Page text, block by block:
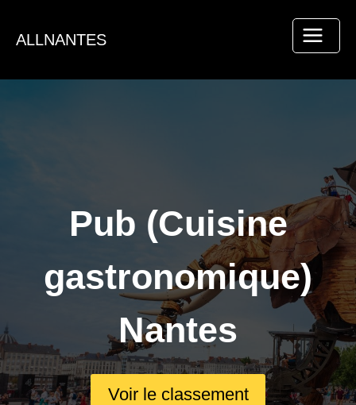
contenu
ALLNANTES
Pub (Cuisine
gastronomique)
Nantes
Voir le classement